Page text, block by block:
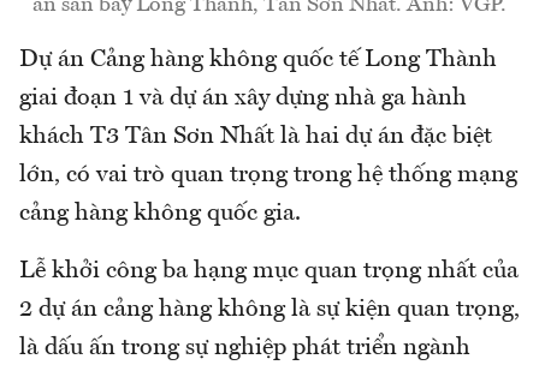
án sân bay Long Thành, Tân Sơn Nhất. Ảnh: VGP.
Dự án Cảng hàng không quốc tế Long Thành
giai đoạn 1 và dự án xây dựng nhà ga hành
khách T3 Tân Sơn Nhất là hai dự án đặc biệt
lớn, có vai trò quan trọng trong hệ thống mạng
cảng hàng không quốc gia.
Lễ khởi công ba hạng mục quan trọng nhất của
2 dự án cảng hàng không là sự kiện quan trọng,
là dấu ấn trong sự nghiệp phát triển ngành